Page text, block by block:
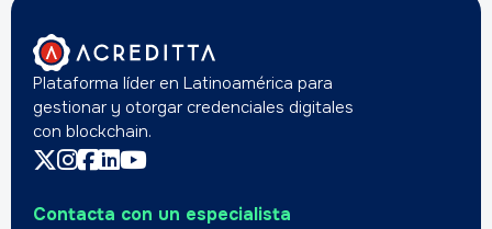
Plataforma líder en Latinoamérica para
gestionar y otorgar credenciales digitales
con blockchain.
Contacta con un especialista